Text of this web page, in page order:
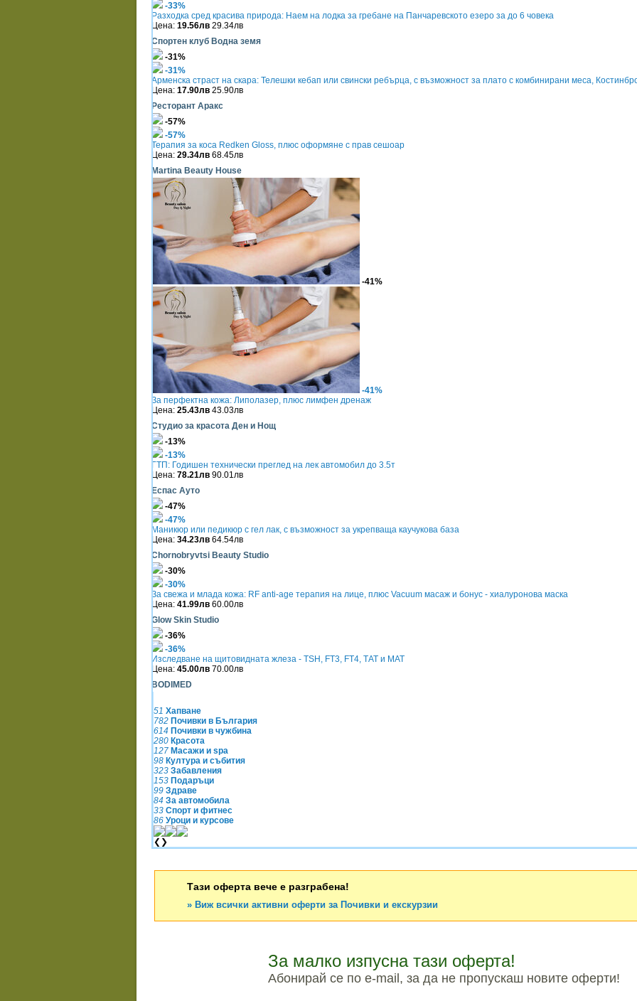
-33%
Разходка сред красива природа: Наем на лодка за гребане на Панчаревското езеро за до 6 човека
Цена: 19.56лв 29.34лв
Спортен клуб Водна земя
-31%
-31%
Арменска страст на скара: Телешки кебап или свински ребърца, с възможност за плато с комбинирани меса,
Цена: 17.90лв 25.90лв
Ресторант Аракс
-57%
-57%
Терапия за коса Redken Gloss, плюс оформяне с прав сешоар
Цена: 29.34лв 68.45лв
Martina Beauty House
-41%
-41%
За перфектна кожа: Липолазер, плюс лимфен дренаж
Цена: 25.43лв 43.03лв
Студио за красота Ден и Нощ
-13%
-13%
ГТП: Годишен технически преглед на лек автомобил до 3.5т
Цена: 78.21лв 90.01лв
Еспас Ауто
-47%
-47%
Маникюр или педикюр с гел лак, с възможност за укрепваща каучукова база
Цена: 34.23лв 64.54лв
Chornobryvtsi Beauty Studio
-30%
-30%
За свежа и млада кожа: RF anti-age терапия на лице, плюс Vacuum масаж и бонус - хиалуронова маска
Цена: 41.99лв 60.00лв
Glow Skin Studio
-36%
-36%
Изследване на щитовидната жлеза - TSH, FT3, FT4, ТАТ и МАТ
Цена: 45.00лв 70.00лв
BODIMED
51 Хапване
782 Почивки в България
614 Почивки в чужбина
280 Красота
127 Масажи и spa
98 Култура и събития
323 Забавления
153 Подаръци
99 Здраве
84 За автомобила
33 Спорт и фитнес
86 Уроци и курсове
❮ ❯
Тази оферта вече е разграбена!
» Виж всички активни оферти за Почивки и екскурзии
За малко изпусна тази оферта!
Абонирай се по e-mail, за да не пропускаш новите оферти!